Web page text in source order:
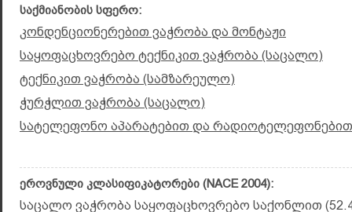
საქმიანობის სფერო:
კონდენციონერებით ვაჭრობა და მონტაჟი
საყოფაცხოვრებო ტექნიკით ვაჭრობა (საცალო)
ტექნიკით ვაჭრობა (სამზარეულო)
ჭურჭლით ვაჭრობა (საცალო)
სატელეფონო აპარატებით და
ეროვნული კლასიფიკატორები (NACE 2004):
საცალო ვაჭრობა საყოფაცხოვრებო საქონლით